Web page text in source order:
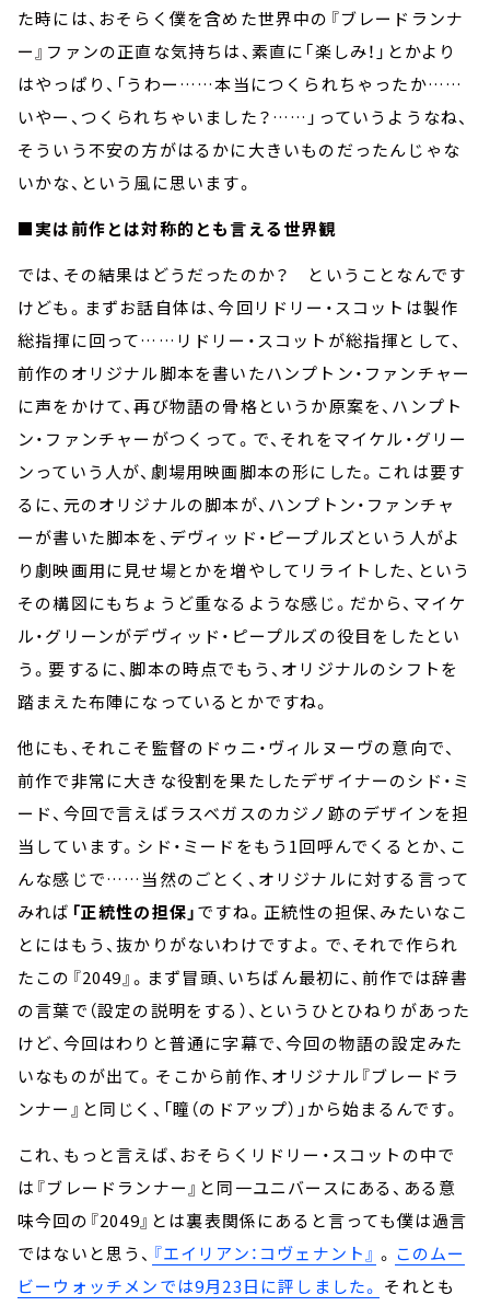
た時には、おそらく僕を含めた世界中の『ブレードランナ
ー』ファンの正直な気持ちは、素直に「楽しみ！」とかより
はやっぱり、「うわー……本当につくられちゃったか……
いやー、つくられちゃいました？……」っていうようなね、
そういう不安の方がはるかに大きいものだったんじゃな
いかな、という風に思います。
■実は前作とは対称的とも言える世界観
では、その結果はどうだったのか？ ということなんです
けども。まずお話自体は、今回リドリー・スコットは製作
総指揮に回って……リドリー・スコットが総指揮として、
前作のオリジナル脚本を書いたハンプトン・ファンチャー
に声をかけて、再び物語の骨格というか原案を、ハンプト
ン・ファンチャーがつくって。で、それをマイケル・グリー
ンっていう人が、劇場用映画脚本の形にした。これは要す
るに、元のオリジナルの脚本が、ハンプトン・ファンチャ
ーが書いた脚本を、デヴィッド・ピープルズという人がよ
り劇映画用に見せ場とかを増やしてリライトした、という
その構図にもちょうど重なるような感じ。だから、マイケ
ル・グリーンがデヴィッド・ピープルズの役目をしたとい
う。要するに、脚本の時点でもう、オリジナルのシフトを
踏まえた布陣になっているとかですね。
他にも、それこそ監督のドゥニ・ヴィルヌーヴの意向で、
前作で非常に大きな役割を果たしたデザイナーのシド・ミ
ード、今回で言えばラスベガスのカジノ跡のデザインを担
当しています。シド・ミードをもう1回呼んでくるとか、こ
んな感じで……当然のごとく、オリジナルに対する言って
みれば 「正統性の担保」ですね。正統性の担保、みたいなこ
とにはもう、抜かりがないわけですよ。で、それで作られ
たこの『2049』。まず冒頭、いちばん最初に、前作では辞書
の言葉で（設定の説明をする）、というひとひねりがあった
けど、今回はわりと普通に字幕で、今回の物語の設定みた
いなものが出て。そこから前作、オリジナル『ブレードラ
ンナー』と同じく、「瞳（のドアップ）」から始まるんです。
これ、もっと言えば、おそらくリドリー・スコットの中で
は『ブレードランナー』と同一ユニバースにある、ある意
味今回の『2049』とは裏表関係にあると言っても僕は過言
ではないと思う、 『エイリアン：コヴェナント』 。 このムー
ビーウォッチメンでは9月23日に評しました。 それとも